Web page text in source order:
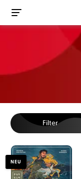
Filter
NEU